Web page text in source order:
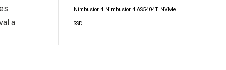
a
Nimbustor 4 Nimbustor 4 AS5404T NVMe
SSD